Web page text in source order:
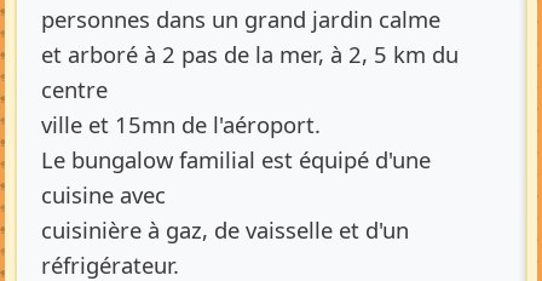
personnes dans un grand jardin calme
et arboré à 2 pas de la mer, à 2, 5 km du
centre
ville et 15mn de l'aéroport.
Le bungalow familial est équipé d'une
cuisine avec
cuisinière à gaz, de vaisselle et d'un
réfrigérateur.